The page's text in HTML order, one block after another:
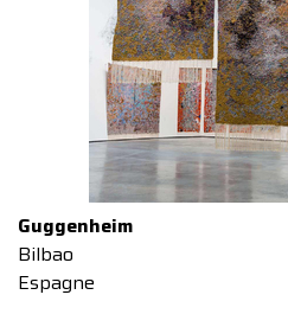
Guggenheim
Bilbao
Espagne